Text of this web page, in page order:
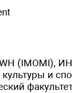
(IMOMI),
и